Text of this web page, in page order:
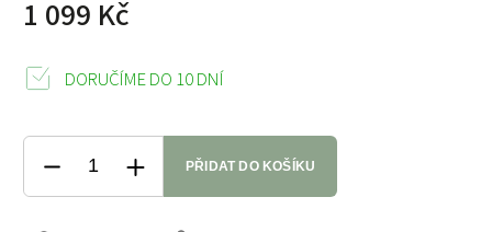
1 099 Kč
DORUČÍME DO 10 DNÍ
PŘIDAT DO KOŠÍKU